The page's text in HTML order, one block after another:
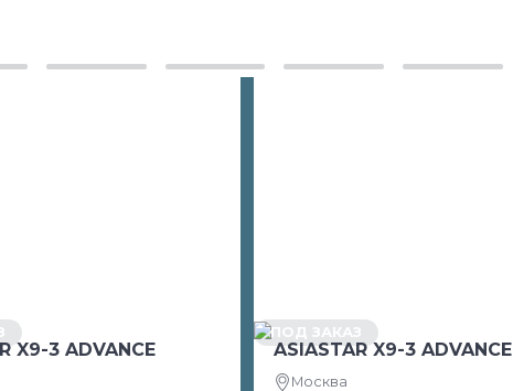
X9-3 ADVANCE
ПОД ЗАКАЗ
ASIASTAR X9-3 ADVANCE
Москва